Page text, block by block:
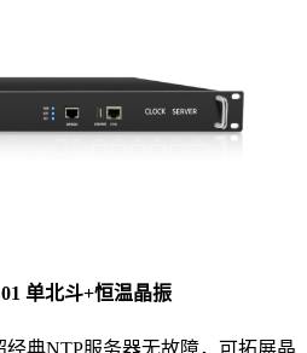
单北斗+恒温晶振
典NTP服务器无故障，可拓展晶